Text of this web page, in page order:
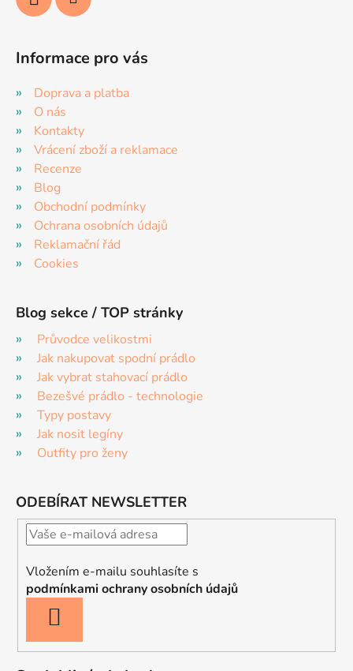
Informace pro vás
Doprava a platba
O nás
Kontakty
Vrácení zboží a reklamace
Recenze
Blog
Obchodní podmínky
Ochrana osobních údajů
Reklamační řád
Cookies
Blog sekce / TOP stránky
Průvodce velikostmi
Jak nakupovat spodní prádlo
Jak vybrat stahovací prádlo
Bezešvé prádlo - technologie
Typy postavy
Jak nosit legíny
Outfity pro ženy
ODEBÍRAT NEWSLETTER
Vložením e-mailu souhlasíte s
podmínkami ochrany osobních údajů
SE